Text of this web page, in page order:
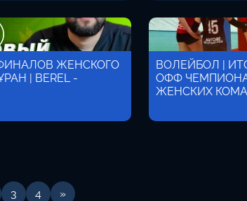
ЖЕНСКОГО
| BEREL -
ВОЛЕЙБОЛ |
ОФФ
ЖЕНСКИХ
3 4 »